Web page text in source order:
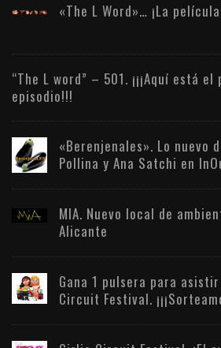
«The L Word»… ¡La
“The L word” – 501. ¡¡¡Aquí está el
episodio!!!
«Berenjenales». Lo nuevo
Pollina y Ana Satchi en
MIA. Nuevo local de
Alicante
Gana 1 pulsera para
Circuit Festival.